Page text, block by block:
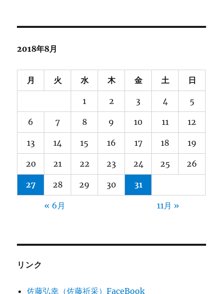
2018年8月
月 火 水 木 金 土 日
1 2 3 4 5
6 7 8 9 10 11 12
13 14 15 16 17 18 19
20 21 22 23 24 25 26
27 28 29 30 31
« 6月 11月 »
リンク
佐藤弘幸（佐藤祈采）FaceBook